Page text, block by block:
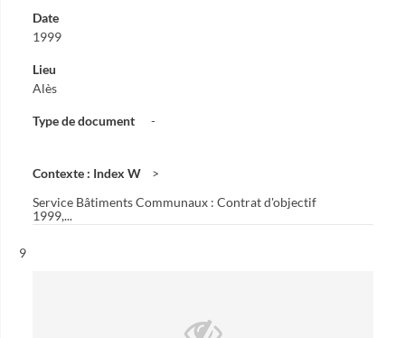
Date
1999
Lieu
Alès
Type de document -
Contexte : Index W
Service Bâtiments Communaux : Contrat d'objectif
1999,...
Résultat n°
9